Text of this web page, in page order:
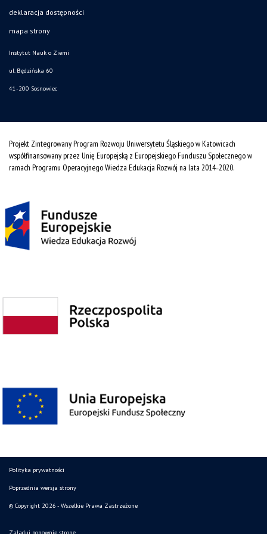
deklaracja dostępności
mapa strony
Instytut Nauk o Ziemi
ul. Będzińska 60
41-200 Sosnowiec
Projekt Zintegrowany Program Rozwoju Uniwersytetu Śląskiego w Katowicach
współfinansowany przez Unię Europejską z Europejskiego Funduszu Społecznego w
ramach Programu Operacyjnego Wiedza Edukacja Rozwój na lata 2014˗2020.
Polityka prywatności
Poprzednia wersja strony
© Copyright 2026 - Wszelkie Prawa Zastrzeżone